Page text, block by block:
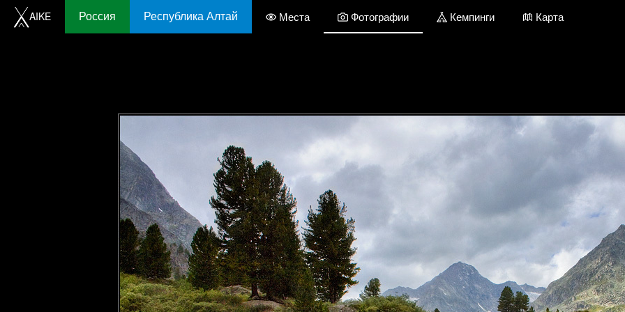
AIKE Россия Республика Алтай Места Фотографии Кемпинги Карта
Республика Алтай / Фотографии
Добавить фото